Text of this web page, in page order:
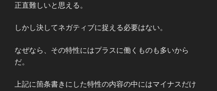
正直難しいと思える。
しかし決してネガティブに捉える必要はない。
なぜなら、その特性にはプラスに働くものも多いから
だ。
上記に箇条書きにした特性の内容の中にはマイナスだけ